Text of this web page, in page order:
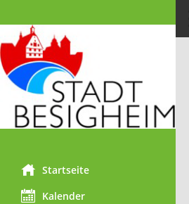
Startseite
Kalender